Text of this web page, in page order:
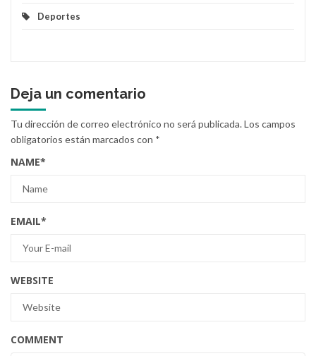
Deportes
Deja un comentario
Tu dirección de correo electrónico no será publicada.Los campos
obligatorios están marcados con *
NAME*
EMAIL*
WEBSITE
COMMENT